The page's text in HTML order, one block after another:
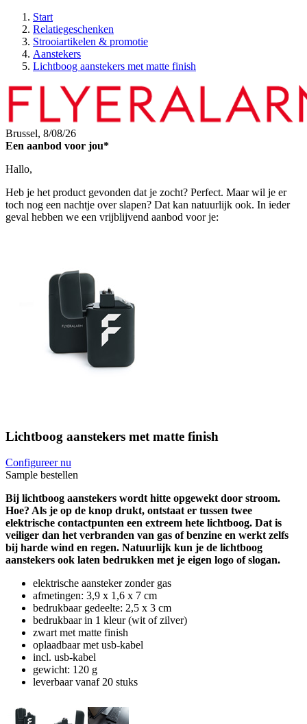
Start
Relatiegeschenken
Strooiartikelen & promotie
Aanstekers
Lichtboog aanstekers met matte finish
Brussel, 8/08/26
Een aanbod voor jou*
Hallo,
Heb je het product gevonden dat je zocht? Perfect. Maar wil je er
toch nog een nachtje over slapen? Dat kan natuurlijk ook. In ieder
geval hebben we een vrijblijvend aanbod voor je:
Lichtboog aanstekers met matte finish
Configureer nu
Sample bestellen
Bij lichtboog aanstekers wordt hitte opgewekt door stroom.
Hoe? Als je op de knop drukt, ontstaat er tussen twee
elektrische contactpunten een extreem hete lichtboog. Dat is
veiliger dan het verbranden van gas of benzine en werkt zelfs
bij harde wind en regen. Natuurlijk kun je de lichtboog
aanstekers ook laten bedrukken met je eigen logo of slogan.
elektrische aansteker zonder gas
afmetingen: 3,9 x 1,6 x 7 cm
bedrukbaar gedeelte: 2,5 x 3 cm
bedrukbaar in 1 kleur (wit of zilver)
zwart met matte finish
oplaadbaar met usb-kabel
incl. usb-kabel
gewicht: 120 g
leverbaar vanaf 20 stuks